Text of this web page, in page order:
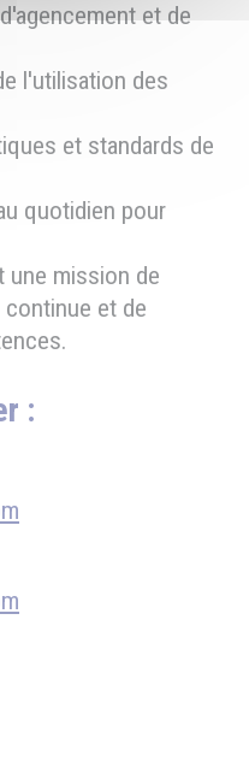
et de
l'utilisation des
et standards de
quotidien pour
une mission de
et de
: